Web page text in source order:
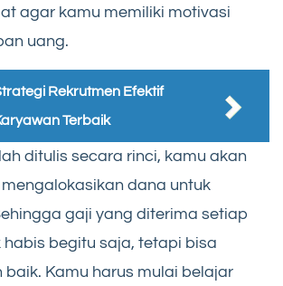
agar kamu memiliki motivasi
uang.
Rekrutmen Efektif
Terbaik
ditulis secara rinci, kamu akan
dana untuk
gaji yang diterima setiap
begitu saja, tetapi bisa
Kamu harus mulai belajar